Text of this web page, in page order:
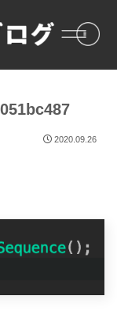
2020.09.26